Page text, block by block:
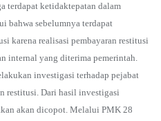
terdapat ketidaktepatan dalam
bahwa sebelumnya terdapat
karena realisasi pembayaran restitusi
internal yang diterima pemerintah.
investigasi terhadap pejabat
restitusi. Dari hasil investigasi
akan dicopot. Melalui PMK 28